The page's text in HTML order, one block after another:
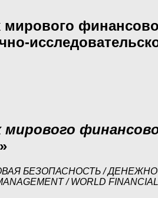
»
БЕЗОПАСНОСТЬ /
/ WORLD